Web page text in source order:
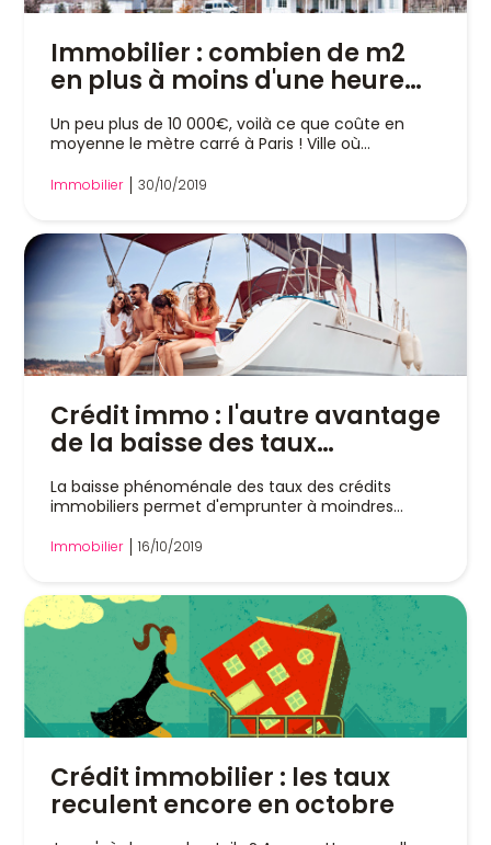
Immobilier : combien de m2
en plus à moins d'une heure
Un peu plus de 10 000€, voilà ce que coûte en
moyenne le mètre carré à Paris ! Ville où
Immobilier 30/10/2019
Crédit immo : l'autre avantage
de la baisse des taux
La baisse phénoménale des taux des crédits
immobiliers permet d'emprunter à moindres
Immobilier 16/10/2019
Crédit immobilier : les taux
reculent encore en octobre